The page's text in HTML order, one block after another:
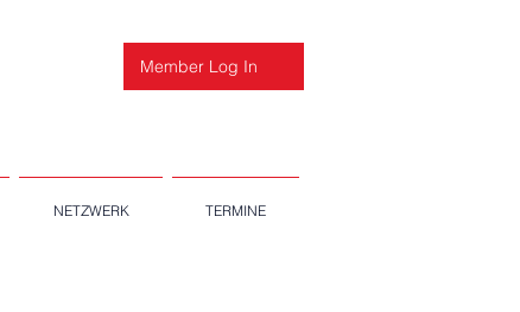
Member Log In
NETZWERK TERMINE